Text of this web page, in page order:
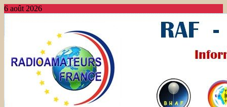
6 août 2026